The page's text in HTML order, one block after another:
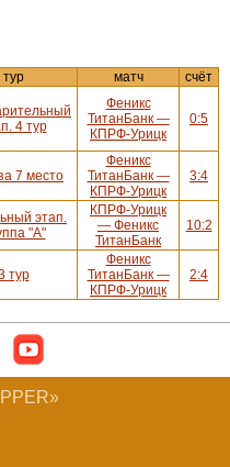
тур матч счёт
4 тур
Феникс
ТитанБанк —
КПРФ-Урицк
0:5
7 место
Феникс
ТитанБанк —
КПРФ-Урицк
3:4
этап.
"А"
КПРФ-Урицк
— Феникс
ТитанБанк
10:2
тур
Феникс
ТитанБанк —
КПРФ-Урицк
2:4